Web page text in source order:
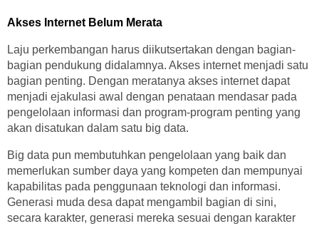
Akses Internet Belum Merata
Laju perkembangan harus diikutsertakan dengan bagian-
bagian pendukung didalamnya. Akses internet menjadi satu
bagian penting. Dengan meratanya akses internet dapat
menjadi ejakulasi awal dengan penataan mendasar pada
pengelolaan informasi dan program-program penting yang
akan disatukan dalam satu big data.
Big data pun membutuhkan pengelolaan yang baik dan
memerlukan sumber daya yang kompeten dan mempunyai
kapabilitas pada penggunaan teknologi dan informasi.
Generasi muda desa dapat mengambil bagian di sini,
secara karakter, generasi mereka sesuai dengan karakter